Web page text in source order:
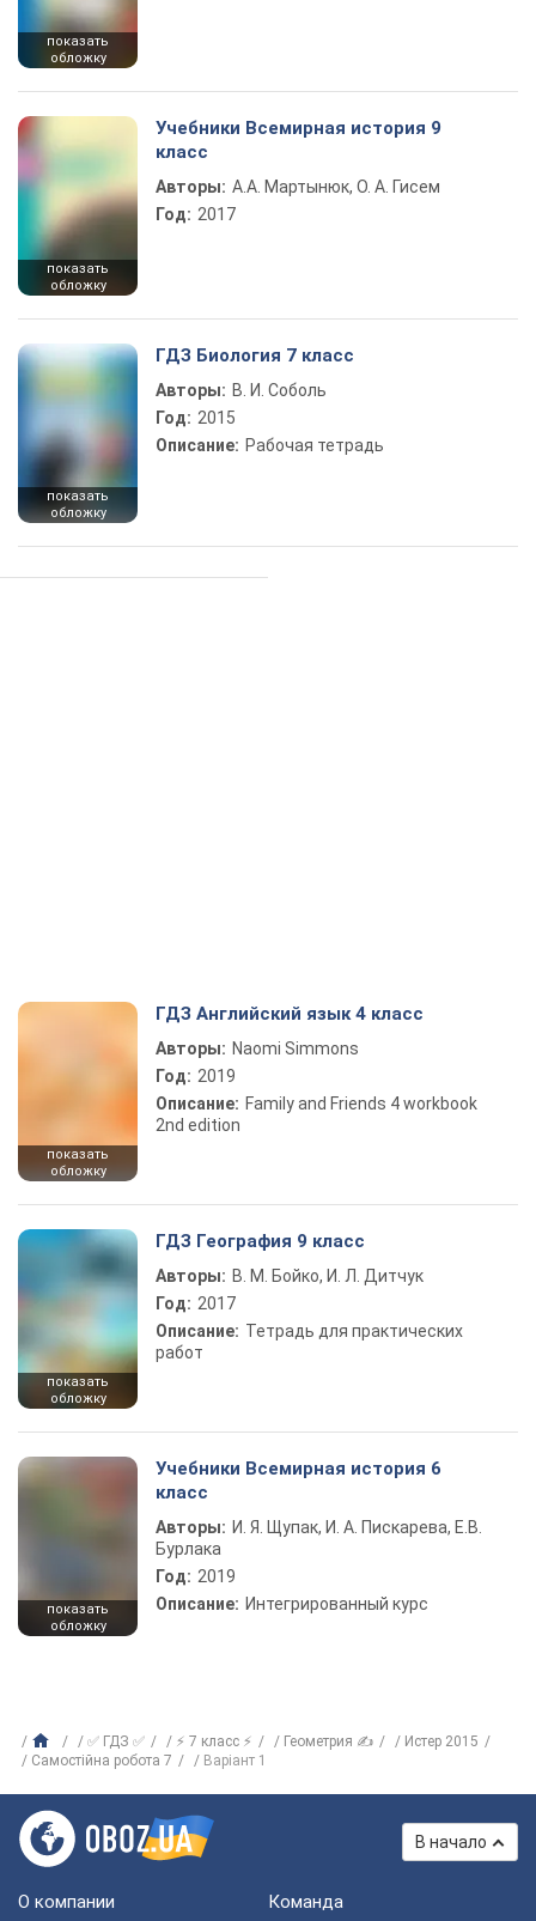
показать
обложку
показать
обложку
Учебники Всемирная история 9
класс
Авторы: А.А. Мартынюк, О. А. Гисем
Год: 2017
показать
обложку
ГДЗ Биология 7 класс
Авторы: В. И. Соболь
Год: 2015
Описание: Рабочая тетрадь
показать
обложку
ГДЗ Английский язык 4 класс
Авторы: Naomi Simmons
Год: 2019
Описание: Family and Friends 4 workbook
2nd edition
показать
обложку
ГДЗ География 9 класс
Авторы: В. М. Бойко, И. Л. Дитчук
Год: 2017
Описание: Тетрадь для практических
работ
показать
обложку
Учебники Всемирная история 6
класс
Авторы: И. Я. Щупак, И. А. Пискарева, Е.В.
Бурлака
Год: 2019
Описание: Интегрированный курс
✅ ГДЗ ✅ ⚡ 7 класс ⚡ Геометрия ✍
Истер 2015
Самостійна робота 7
Варіант 1
В начало
О компании Команда